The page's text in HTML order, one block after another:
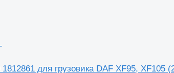
для грузовика DAF XF95, XF105